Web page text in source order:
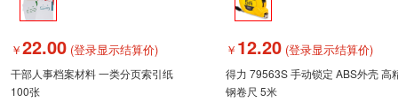
￥22.00 (登录显示结算价)
干部人事档案材料 一类分页索引纸
100张
￥ 12.20 (登录显示结算价)
得力 79563S 手动锁定 ABS外壳 高
钢卷尺 5米